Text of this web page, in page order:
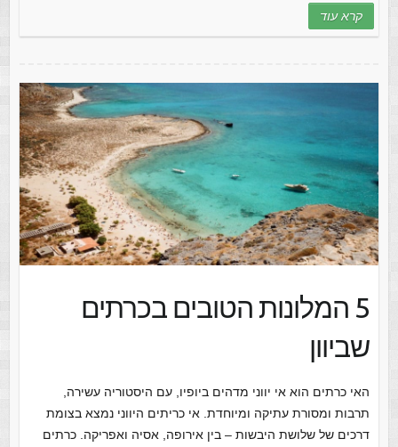
קרא עוד
5 המלונות הטובים בכרתים
שביוון
האי כרתים הוא אי יווני מדהים ביופיו, עם היסטוריה עשירה,
תרבות ומסורת עתיקה ומיוחדת. אי כריתים היווני נמצא בצומת
דרכים של שלושת היבשות – בין אירופה, אסיה ואפריקה. כרתים